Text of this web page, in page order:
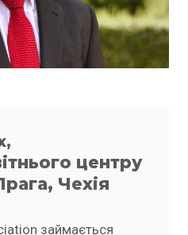
центру
Чехія
займається